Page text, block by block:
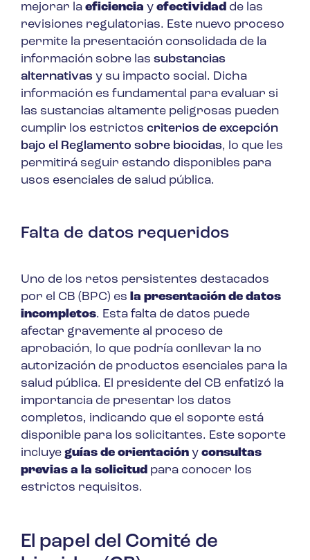
mejorar la eficiencia y efectividad de las
revisiones regulatorias. Este nuevo proceso
permite la presentación consolidada de la
información sobre las substancias
alternativas y su impacto social. Dicha
información es fundamental para evaluar si
las sustancias altamente peligrosas pueden
cumplir los estrictos criterios de excepción
bajo el Reglamento sobre biocidas, lo que les
permitirá seguir estando disponibles para
usos esenciales de salud pública.
Falta de datos requeridos
Uno de los retos persistentes destacados
por el CB (BPC) es la presentación de datos
incompletos. Esta falta de datos puede
afectar gravemente al proceso de
aprobación, lo que podría conllevar la no
autorización de productos esenciales para la
salud pública. El presidente del CB enfatizó la
importancia de presentar los datos
completos, indicando que el soporte está
disponible para los solicitantes. Este soporte
incluye guías de orientación y consultas
previas a la solicitud para conocer los
estrictos requisitos.
El papel del Comité de